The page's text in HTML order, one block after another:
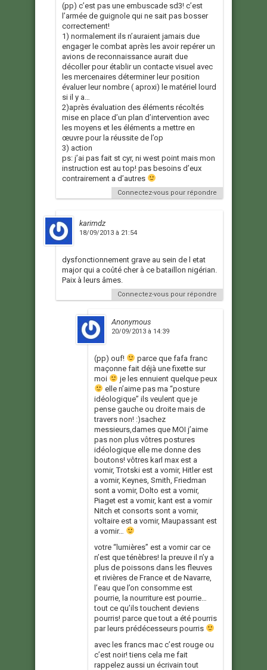
(pp) c’est pas une embuscade sd3! c’est
l’armée de guignole qui ne sait pas bosser
correctement!
1) normalement ils n’auraient jamais due
engager le combat après les avoir repérer un
avions de reconnaissance aurait due
décoller pour établir un contacte visuel avec
les mercenaires déterminer leur position
évaluer leur nombre ( aproxi) le matériel lourd
si il y a…
2)après évaluation des éléments récoltés
mise en place d’un plan d’intervention avec
les moyens et les éléments a mettre en
œuvre pour la réussite de l’op
3) action
ps: j’ai pas fait st cyr, ni west point mais mon
instruction est au top! pas besoins d’eux
contrairement a d’autres
Connectez-vous pour répondre
karimdz
18/09/2013 à 21:54
dysfonctionnement grave au sein de l etat
major qui a coûté cher à ce bataillon nigérian.
Paix à leurs âmes.
Connectez-vous pour répondre
Anonymous
20/09/2013 à 14:39
(pp) ouf!
parce que fafa franc
maçonne fait déjà une fixette sur
moi
je les ennuient quelque peux
elle n’aime pas ma “posture
idéologique” ils veulent que je
pense gauche ou droite mais de
travers non! :)sachez
messieurs,dames que MOI j’aime
pas non plus vôtres postures
idéologique elle me donne des
boutons! vôtres karl max est a
vomir, Trotski est a vomir, Hitler est
a vomir, Keynes, Smith, Friedman
sont a vomir, Dolto est a vomir,
Piaget est a vomir, kant est a vomir
Nitch et consorts sont a vomir,
voltaire est a vomir, Maupassant est
a vomir…
votre “lumières” est a vomir car ce
n’est que ténèbres! la preuve il n’y a
plus de poissons dans les fleuves
et rivières de France et de Navarre,
l’eau que l’on consomme est
pourrie, la nourriture est pourrie…
tout ce qu’ils touchent deviens
pourris! parce que tout a été pourris
par leurs prédécesseurs pourris
avec les francs mac c’est rouge ou
c’est noir! tiens cela me fait
rappelez aussi un écrivain tout